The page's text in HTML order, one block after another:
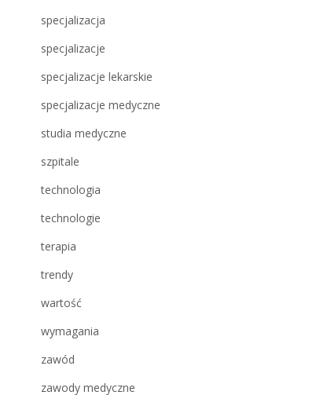
specjalizacja
specjalizacje
specjalizacje lekarskie
specjalizacje medyczne
studia medyczne
szpitale
technologia
technologie
terapia
trendy
wartość
wymagania
zawód
zawody medyczne